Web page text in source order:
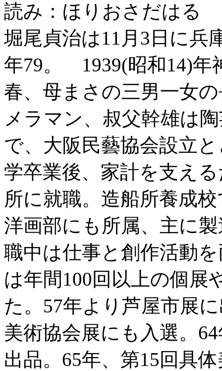
読み：ほりおさだはる
堀尾貞治は11月3日に兵
年79。 1939(昭和14)年
春、母まさの三男一女
メラマン、叔父幹雄は
で、大阪民藝協会設立
学卒業後、家計を支え
所に就職。造船所養成
洋画部にも所属、主に
職中は仕事と創作活動
は年間100回以上の個展
た。57年より芦屋市展
美術協会展にも入選。
出品。65年、第15回具